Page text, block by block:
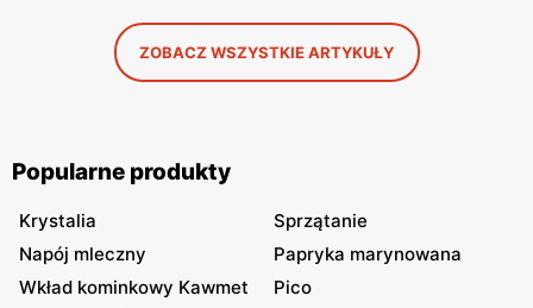
ZOBACZ WSZYSTKIE ARTYKUŁY
Popularne produkty
Krystalia
Sprzątanie
Napój mleczny
Papryka marynowana
Wkład kominkowy Kawmet
Pico